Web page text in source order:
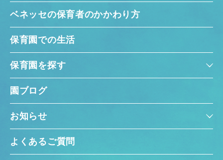
ベネッセの保育者のかかわり方
保育園での生活
保育園を探す
園ブログ
お知らせ
よくあるご質問